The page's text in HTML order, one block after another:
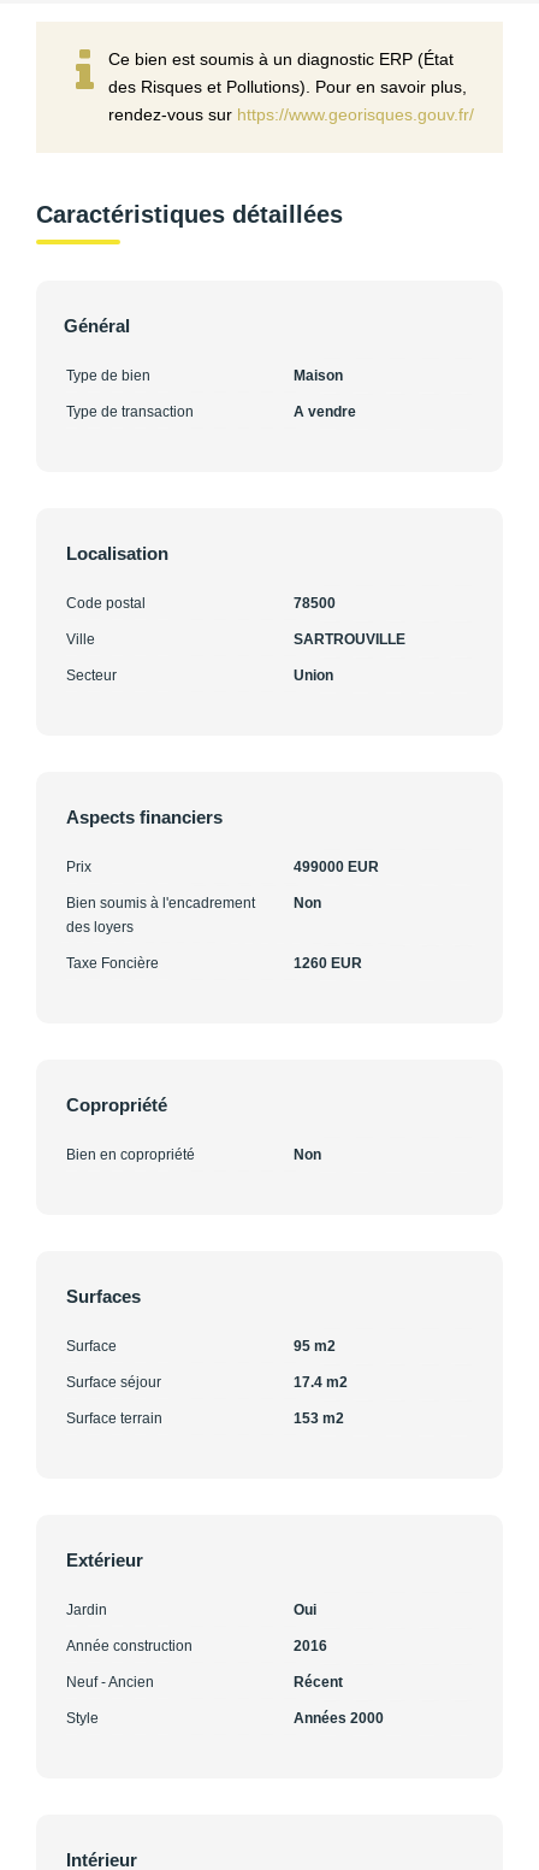
Ce bien est soumis à un diagnostic ERP (État
des Risques et Pollutions). Pour en savoir plus,
rendez-vous sur https://www.georisques.gouv.fr/
Caractéristiques détaillées
Général
Type de bien Maison
Type de transaction A vendre
Localisation
Code postal 78500
Ville SARTROUVILLE
Secteur Union
Aspects financiers
Prix 499000 EUR
Bien soumis à l'encadrement
des loyers
Non
Taxe Foncière 1260 EUR
Copropriété
Bien en copropriété Non
Surfaces
Surface 95 m2
Surface séjour 17.4 m2
Surface terrain 153 m2
Extérieur
Jardin Oui
Année construction 2016
Neuf - Ancien Récent
Style Années 2000
Intérieur